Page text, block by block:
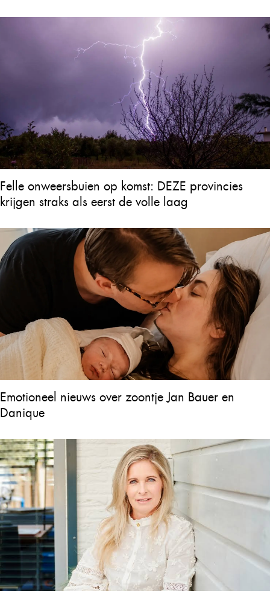
Felle onweersbuien op komst: DEZE provincies
krijgen straks als eerst de volle laag
Emotioneel nieuws over zoontje Jan Bauer en
Danique